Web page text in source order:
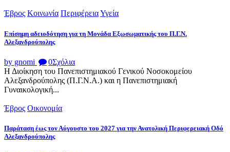
Έβρος Κοινωνία ΠεριφέρειαΥγεία
Επίσημη αδειοδότηση για τη Μονάδα Εξωσωματικής του Π.Γ.Ν.
Αλεξανδρούπολης
by gnomi 0Σχόλια
Η Διοίκηση του Πανεπιστημιακού Γενικού Νοσοκομείου
Αλεξανδρούπολης (Π.Γ.Ν.Α.) και η Πανεπιστημιακή
Γυναικολογική...
Έβρος Οικονομία
Παράταση έως τον Αύγουστο του 2027 για την Ανατολική Περιφερειακή Οδό
Αλεξανδρούπολης